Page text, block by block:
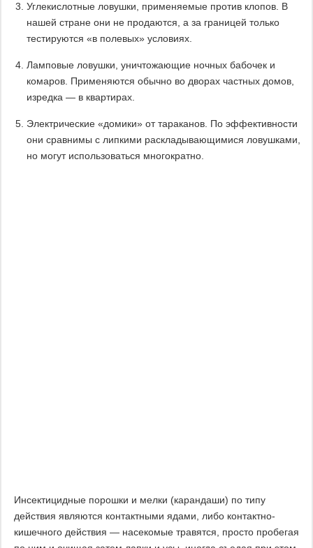
Углекислотные ловушки, применяемые против клопов. В
нашей стране они не продаются, а за границей только
тестируются «в полевых» условиях.
Ламповые ловушки, уничтожающие ночных бабочек и
комаров. Применяются обычно во дворах частных домов,
изредка — в квартирах.
Электрические «домики» от тараканов. По эффективности
они сравнимы с липкими раскладывающимися ловушками,
но могут использоваться многократно.
Инсектицидные порошки и мелки (карандаши) по типу
действия являются контактными ядами, либо контактно-
кишечного действия — насекомые травятся, просто пробегая